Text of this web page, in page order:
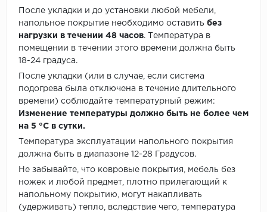
После укладки и до установки любой мебели,
напольное покрытие необходимо оставить без
нагрузки в течении 48 часов. Температура в
помещении в течении этого времени должна быть
18-24 градуса.
После укладки (или в случае, если система
подогрева была отключена в течение длительного
времени) соблюдайте температурный режим:
Изменение температуры должно быть не более чем
на 5 °C в сутки.
Температура эксплуатации напольного покрытия
должна быть в диапазоне 12-28 Градусов.
Не забывайте, что ковровые покрытия, мебель без
ножек и любой предмет, плотно прилегающий к
напольному покрытию, могут накапливать
(удерживать) тепло, вследствие чего, температура